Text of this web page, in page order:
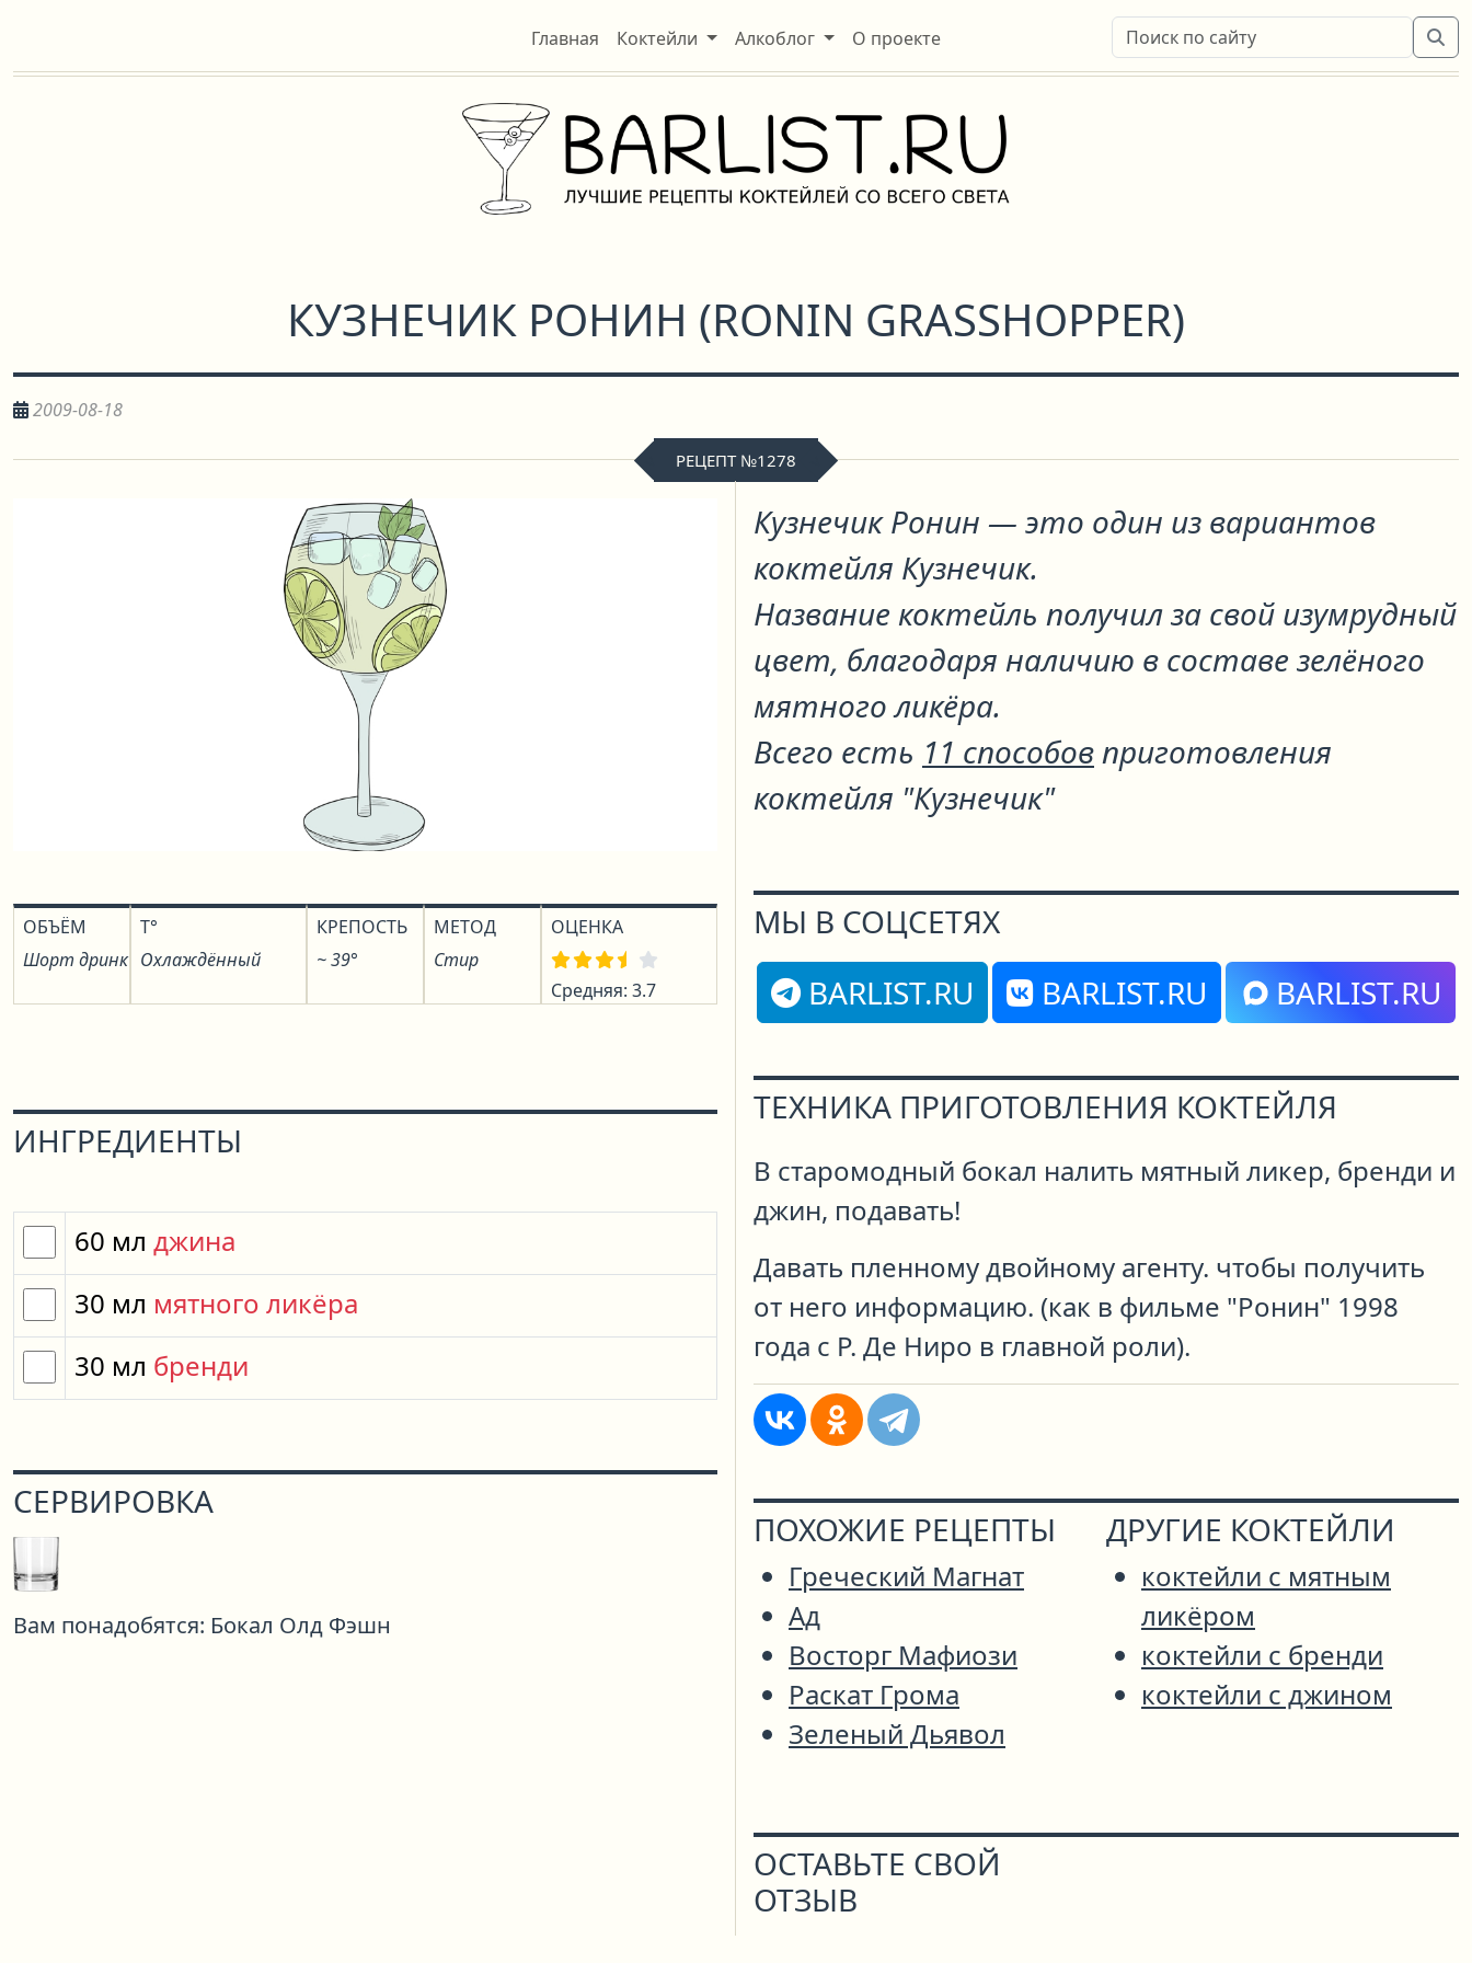
Главная Коктейли Алкоблог О проекте
КУЗНЕЧИК РОНИН (RONIN GRASSHOPPER)
2009-08-18
РЕЦЕПТ №1278
ОБЪЁМ
Шорт дринк
T°
Охлаждённый
КРЕПОСТЬ
~ 39°
МЕТОД
Стир
ОЦЕНКА
Средняя: 3.7
ИНГРЕДИЕНТЫ
60 мл джина
30 мл мятного ликёра
30 мл бренди
СЕРВИРОВКА
Вам понадобятся: Бокал Олд Фэшн
Кузнечик Ронин — это один из вариантов
коктейля Кузнечик.
Название коктейль получил за свой изумрудный
цвет, благодаря наличию в составе зелёного
мятного ликёра.
Всего есть 11 способовприготовления
коктейля "Кузнечик"
МЫ В СОЦСЕТЯХ
BARLIST.RU
BARLIST.RU BARLIST.RU
ТЕХНИКА ПРИГОТОВЛЕНИЯ КОКТЕЙЛЯ
В старомодный бокал налить мятный ликер, бренди и
джин, подавать!
Давать пленному двойному агенту. чтобы получить
от него информацию. (как в фильме "Ронин" 1998
года с Р. Де Ниро в главной роли).
ПОХОЖИЕ РЕЦЕПТЫ
Греческий Магнат
Ад
Восторг Мафиози
Раскат Грома
Зеленый Дьявол
ДРУГИЕ КОКТЕЙЛИ
коктейли с мятным
ликёром
коктейли с бренди
коктейли с джином
ОСТАВЬТЕ СВОЙ
ОТЗЫВ